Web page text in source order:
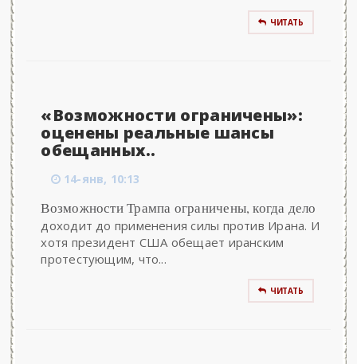
ЧИТАТЬ
«Возможности ограничены»:
оценены реальные шансы
обещанных..
14-янв, 10:13
Возможности Трампа ограничены, когда дело
доходит до применения силы против Ирана. И
хотя президент США обещает иранским
протестующим, что...
ЧИТАТЬ